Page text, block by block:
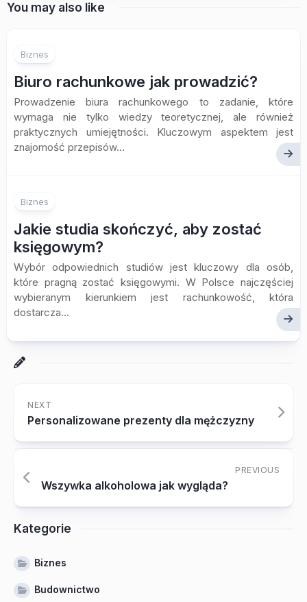
You may also like
Biznes
Biuro rachunkowe jak prowadzić?
Prowadzenie biura rachunkowego to zadanie, które
wymaga nie tylko wiedzy teoretycznej, ale również
praktycznych umiejętności. Kluczowym aspektem jest
znajomość przepisów...
Biznes
Jakie studia skończyć, aby zostać
księgowym?
Wybór odpowiednich studiów jest kluczowy dla osób,
które pragną zostać księgowymi. W Polsce najczęściej
wybieranym kierunkiem jest rachunkowość, która
dostarcza...
NEXT
Personalizowane prezenty dla mężczyzny
PREVIOUS
Wszywka alkoholowa jak wygląda?
Kategorie
Biznes
Budownictwo